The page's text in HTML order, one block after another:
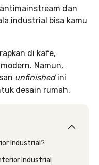
dan
industrial bisa kamu
di kafe,
Namun,
unfinishedini
desain rumah.
Industrial?
Industrial